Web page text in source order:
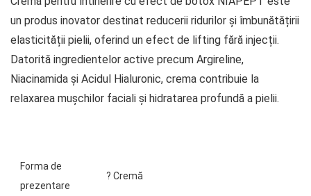
un produs inovator destinat reducerii ridurilor și îmbunătățirii
elasticității pielii, oferind un efect de lifting fără injecții.
Datorită ingredientelor active precum Argireline,
Niacinamida și Acidul Hialuronic, crema contribuie la
relaxarea mușchilor faciali și hidratarea profundă a pielii.
Forma de
prezentare
? Cremă